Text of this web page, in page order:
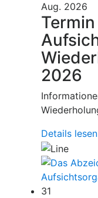
Aug. 2026
2026
Details lesen
31